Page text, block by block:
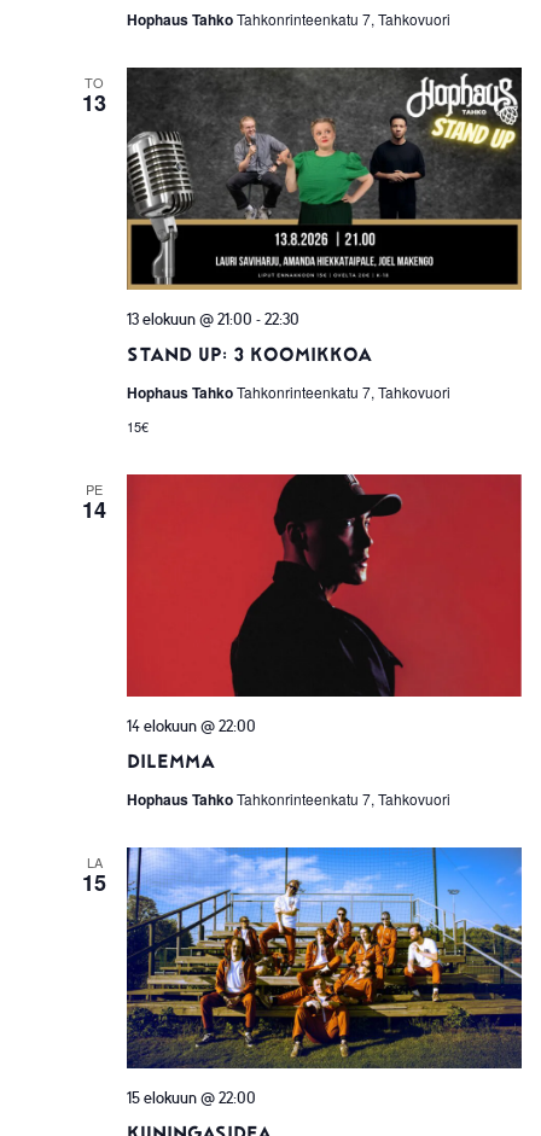
Hophaus TahkoTahkonrinteenkatu 7, Tahkovuori
TO
13
Stand up: 3 Koomikkoa
13 elokuun @ 21:00 -22:30
Hophaus TahkoTahkonrinteenkatu 7, Tahkovuori
15€
PE
14
Dilemma
14 elokuun @ 22:00
Hophaus TahkoTahkonrinteenkatu 7, Tahkovuori
LA
15
15 elokuun @ 22:00